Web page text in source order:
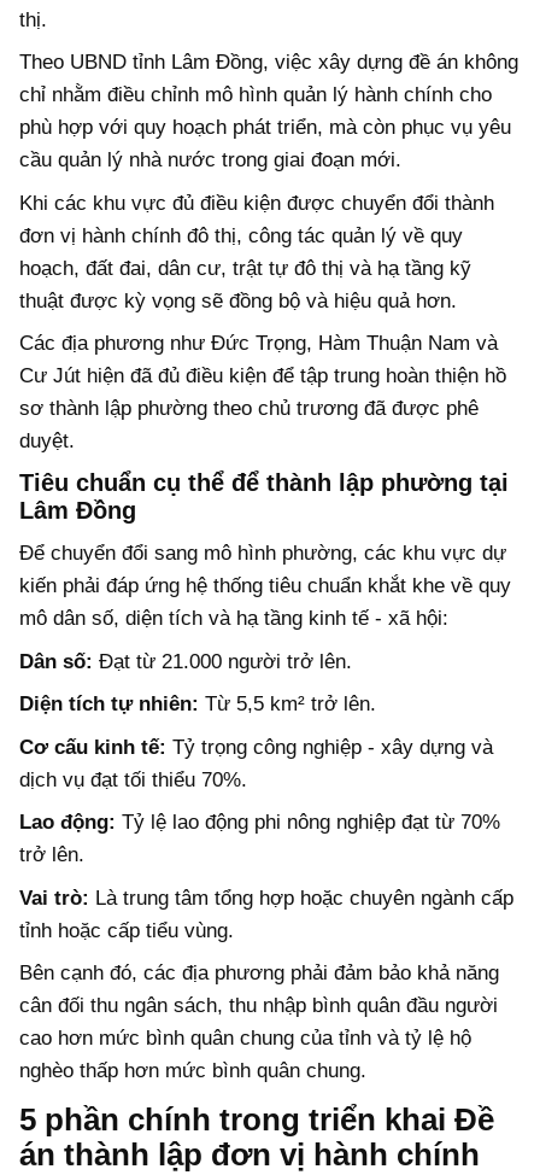
thị.
Theo UBND tỉnh Lâm Đồng, việc xây dựng đề án không
chỉ nhằm điều chỉnh mô hình quản lý hành chính cho
phù hợp với quy hoạch phát triển, mà còn phục vụ yêu
cầu quản lý nhà nước trong giai đoạn mới.
Khi các khu vực đủ điều kiện được chuyển đổi thành
đơn vị hành chính đô thị, công tác quản lý về quy
hoạch, đất đai, dân cư, trật tự đô thị và hạ tầng kỹ
thuật được kỳ vọng sẽ đồng bộ và hiệu quả hơn.
Các địa phương như Đức Trọng, Hàm Thuận Nam và
Cư Jút hiện đã đủ điều kiện để tập trung hoàn thiện hồ
sơ thành lập phường theo chủ trương đã được phê
duyệt.
Tiêu chuẩn cụ thể để thành lập phường tại
Lâm Đồng
Để chuyển đổi sang mô hình phường, các khu vực dự
kiến phải đáp ứng hệ thống tiêu chuẩn khắt khe về quy
mô dân số, diện tích và hạ tầng kinh tế - xã hội:
Dân số: Đạt từ 21.000 người trở lên.
Diện tích tự nhiên: Từ 5,5 km² trở lên.
Cơ cấu kinh tế: Tỷ trọng công nghiệp - xây dựng và
dịch vụ đạt tối thiểu 70%.
Lao động: Tỷ lệ lao động phi nông nghiệp đạt từ 70%
trở lên.
Vai trò: Là trung tâm tổng hợp hoặc chuyên ngành cấp
tỉnh hoặc cấp tiểu vùng.
Bên cạnh đó, các địa phương phải đảm bảo khả năng
cân đối thu ngân sách, thu nhập bình quân đầu người
cao hơn mức bình quân chung của tỉnh và tỷ lệ hộ
nghèo thấp hơn mức bình quân chung.
5 phần chính trong triển khai Đề
án thành lập đơn vị hành chính